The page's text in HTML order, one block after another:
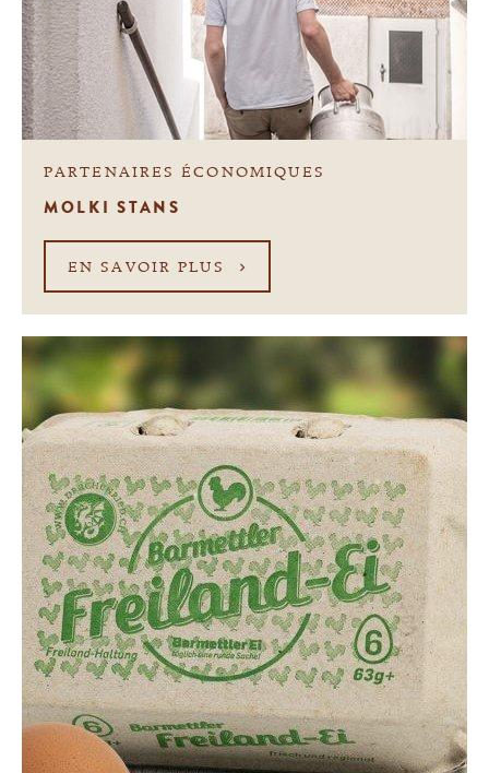
PARTENAIRES ÉCONOMIQUES
MOLKI STANS
EN SAVOIR PLUS